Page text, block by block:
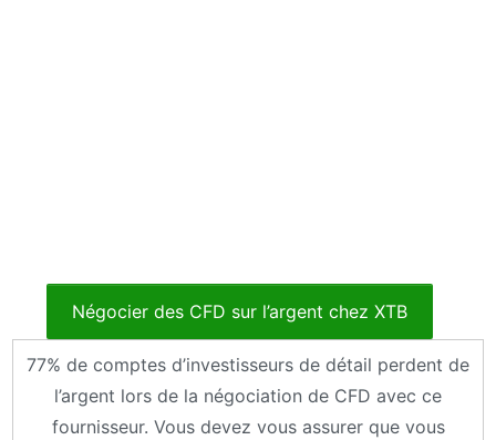
Négocier des CFD sur l’argent chez XTB
77% de comptes d’investisseurs de détail perdent de
l’argent lors de la négociation de CFD avec ce
fournisseur. Vous devez vous assurer que vous